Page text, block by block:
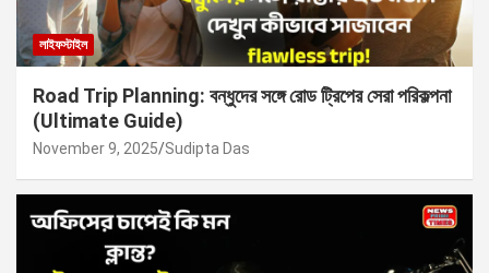
লাইফস্টাইল
Road Trip Planning: বন্ধুদের সঙ্গে রোড ট্রিপের সেরা পরিকল্পনা
(Ultimate Guide)
November 9, 2025 Sudipta Das